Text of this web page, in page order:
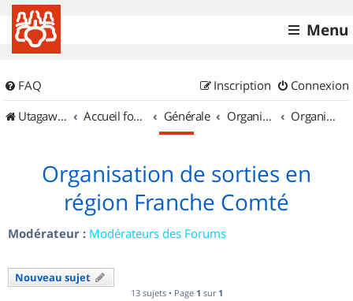
Menu
FAQ Connexion
Inscription
UtagawaVTT (Randos VTT et VTTAE avec traces GPS)
Accueil forum Générale Organisation de sorties & Recherche de partenaires Organisation de sorties en région Franche Comté
Organisation de sorties en
région Franche Comté
Modérateur : Modérateurs des Forums
Nouveau sujet
13 sujets • Page 1 sur 1